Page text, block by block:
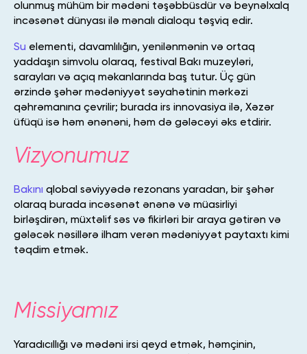
olunmuş mühüm bir mədəni təşəbbüsdür və beynəlxalq
incəsənət dünyası ilə mənalı dialoqu təşviq edir.
Su elementi, davamlılığın, yenilənmənin və ortaq
yaddaşın simvolu olaraq, festival Bakı muzeyləri,
sarayları və açıq məkanlarında baş tutur. Üç gün
ərzində şəhər mədəniyyət səyahətinin mərkəzi
qəhrəmanına çevrilir; burada irs innovasiya ilə, Xəzər
üfüqü isə həm ənənəni, həm də gələcəyi əks etdirir.
Vizyonumuz
Bakını qlobal səviyyədə rezonans yaradan, bir şəhər
olaraq burada incəsənət ənənə və müasirliyi
birləşdirən, müxtəlif səs və fikirləri bir araya gətirən və
gələcək nəsillərə ilham verən mədəniyyət paytaxtı kimi
təqdim etmək.
Missiyamız
Yaradıcıllığı və mədəni irsi qeyd etmək, həmçinin,